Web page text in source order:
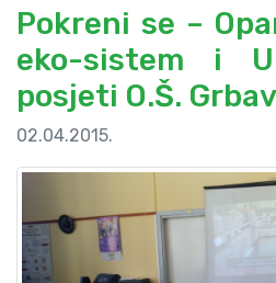
Pokreni se –
eko-sistem i
posjeti O.Š.
02.04.2015.